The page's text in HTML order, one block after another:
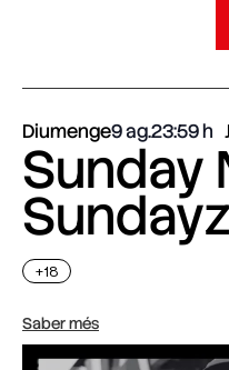
Diumenge9 ag.23:59
Sunday
Sundayz
+18
Saber més